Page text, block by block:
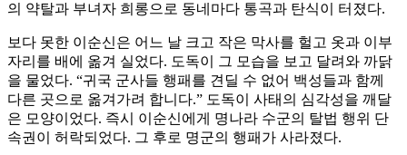
의 약탈과 부녀자 희롱으로 동네마다 통곡과 탄식이 터졌다.
보다 못한 이순신은 어느 날 크고 작은 막사를 헐고 옷과 이부
자리를 배에 옮겨 실었다. 도독이 그 모습을 보고 달려와 까닭
을 물었다. “귀국 군사들 행패를 견딜 수 없어 백성들과 함께
다른 곳으로 옮겨가려 합니다.” 도독이 사태의 심각성을 깨달
은 모양이었다. 즉시 이순신에게 명나라 수군의 탈법 행위 단
속권이 허락되었다. 그 후로 명군의 행패가 사라졌다.